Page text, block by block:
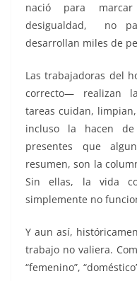
nació para
desigualdad, no
desarrollan miles de
Las trabajadoras del
correcto— realizan
tareas cuidan,
incluso la hacen
presentes que
resumen, son la
Sin ellas, la vida
simplemente no
Y aun así,
trabajo no valiera.
“femenino”,